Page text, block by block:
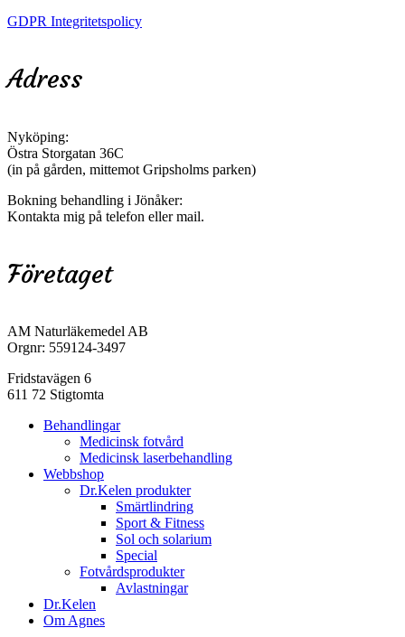
GDPR Integritetspolicy
Adress
Nyköping:
Östra Storgatan 36C
(in på gården, mittemot Gripsholms parken)
Bokning behandling i Jönåker:
Kontakta mig på telefon eller mail.
Företaget
AM Naturläkemedel AB
Orgnr: 559124-3497
Fridstavägen 6
611 72 Stigtomta
Close
Behandlingar
Medicinsk fotvård
Medicinsk laserbehandling
Webbshop
Dr.Kelen produkter
Smärtlindring
Sport & Fitness
Sol och solarium
Special
Fotvårdsprodukter
Avlastningar
Dr.Kelen
Om Agnes